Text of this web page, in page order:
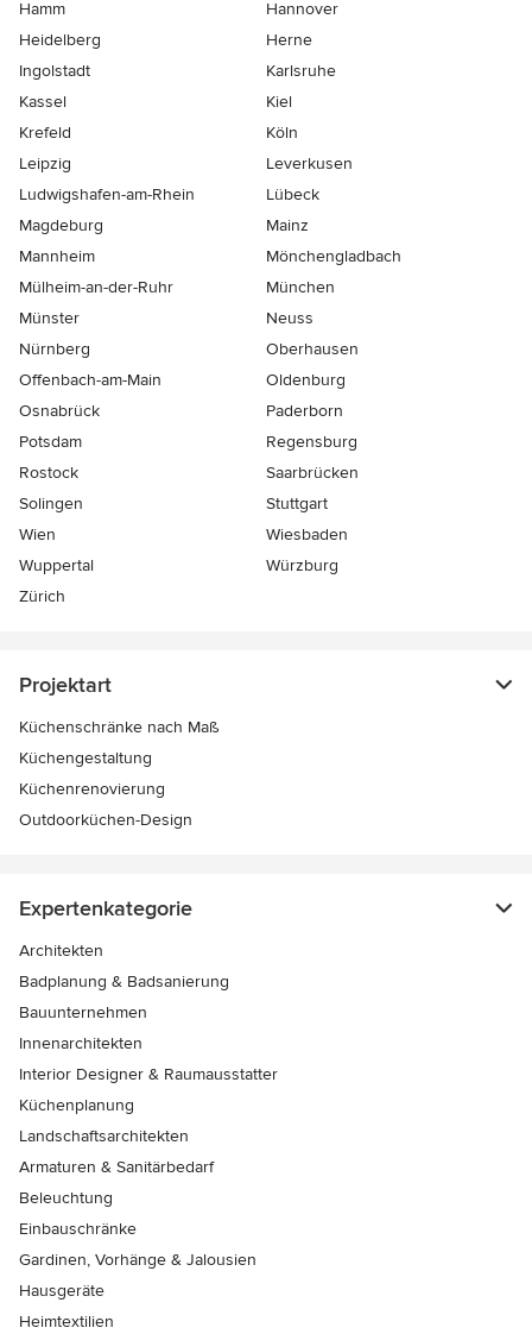
Hamm
Hannover
Heidelberg
Herne
Ingolstadt
Karlsruhe
Kassel
Kiel
Krefeld
Köln
Leipzig
Leverkusen
Ludwigshafen-am-Rhein
Lübeck
Magdeburg
Mainz
Mannheim
Mönchen­gladbach
Mülheim-an-der-Ruhr
München
Münster
Neuss
Nürnberg
Oberhausen
Offenbach-am-Main
Oldenburg
Osnabrück
Paderborn
Potsdam
Regensburg
Rostock
Saarbrücken
Solingen
Stuttgart
Wien
Wiesbaden
Wuppertal
Würzburg
Zürich
Projektart
Küchenschränke nach Maß
Küchengestaltung
Küchenrenovierung
Outdoorküchen-Design
Expertenkategorie
Architekten
Badplanung & Badsanierung
Bauunternehmen
Innenarchitekten
Interior Designer & Raumausstatter
Küchenplanung
Landschaftsarchitekten
Armaturen & Sanitärbedarf
Beleuchtung
Einbauschränke
Gardinen, Vorhänge & Jalousien
Hausgeräte
Heimtextilien